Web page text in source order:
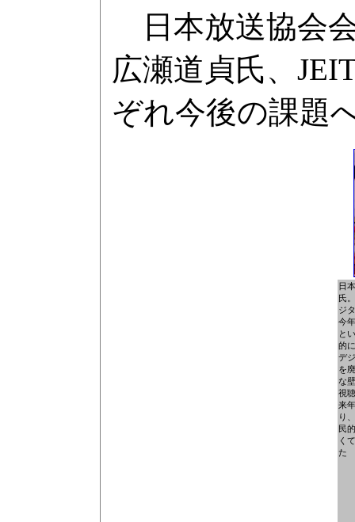
日本放送協会
広瀬道貞氏、
ぞれ今後の課題
日
氏
ジ
今
と
的
デ
を
な
視
来
り
民
く
た